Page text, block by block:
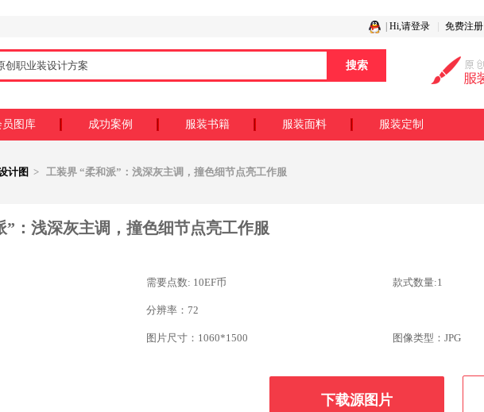
Hi,请登录 免费注册
员图库 成功案例 服装书籍 服装面料 服装定制
计图 > 工装界 “柔和派”：浅深灰主调，撞色细节点亮工作服
”：浅深灰主调，撞色细节点亮工作服
需要点数: 10EF币 款式数量:1
分辨率：72
图片尺寸：1060*1500 图像类型：JPG
下载源图片